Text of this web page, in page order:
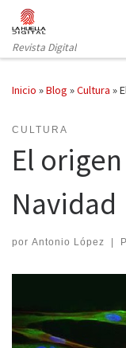
Saltar al contenido
Revista Digital
Inicio »Blog »Cultura »
CULTURA
El
Navidad
por Antonio López |